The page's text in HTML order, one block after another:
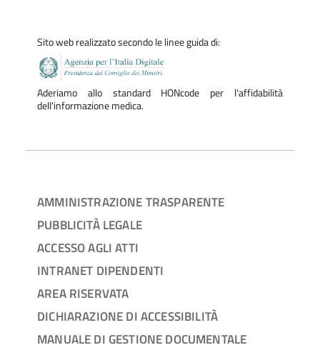
Sito web realizzato secondo le linee guida di:
Aderiamo allo standard HONcode per l'affidabilità
dell'informazione medica.
AMMINISTRAZIONE TRASPARENTE
PUBBLICITÀ LEGALE
ACCESSO AGLI ATTI
INTRANET DIPENDENTI
AREA RISERVATA
DICHIARAZIONE DI ACCESSIBILITÀ
MANUALE DI GESTIONE DOCUMENTALE